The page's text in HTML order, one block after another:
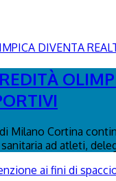
Milano Cortina
ad atleti,